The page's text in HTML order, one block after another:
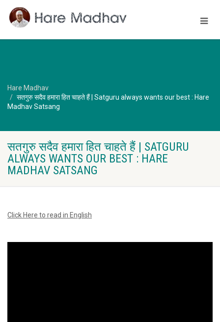
Hare Madhav
सतगुरु सदैव हमारा हित चाहते हैं | Satguru always wants our best : Hare
Madhav Satsang
सतगुरु सदैव हमारा हित चाहते हैं | SATGURU
ALWAYS WANTS OUR BEST : HARE
MADHAV SATSANG
Click Here to read in English